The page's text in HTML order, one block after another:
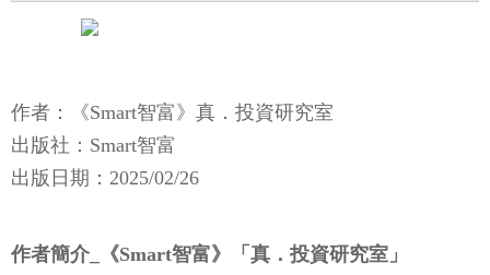
作者：《Smart智富》真．投資研究室
出版社：Smart智富
出版日期：2025/02/26
作者簡介_《Smart智富》「真．投資研究室」